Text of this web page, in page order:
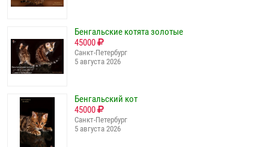
Бенгальские котята золотые
45000
Санкт-Петербург
5 августа 2026
Бенгальский кот
45000
Санкт-Петербург
5 августа 2026